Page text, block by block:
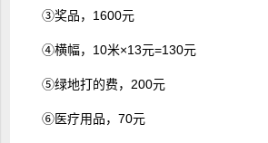
③奖品，1600元
④横幅，10米×13元=130元
⑤绿地打的费，200元
⑥医疗用品，70元